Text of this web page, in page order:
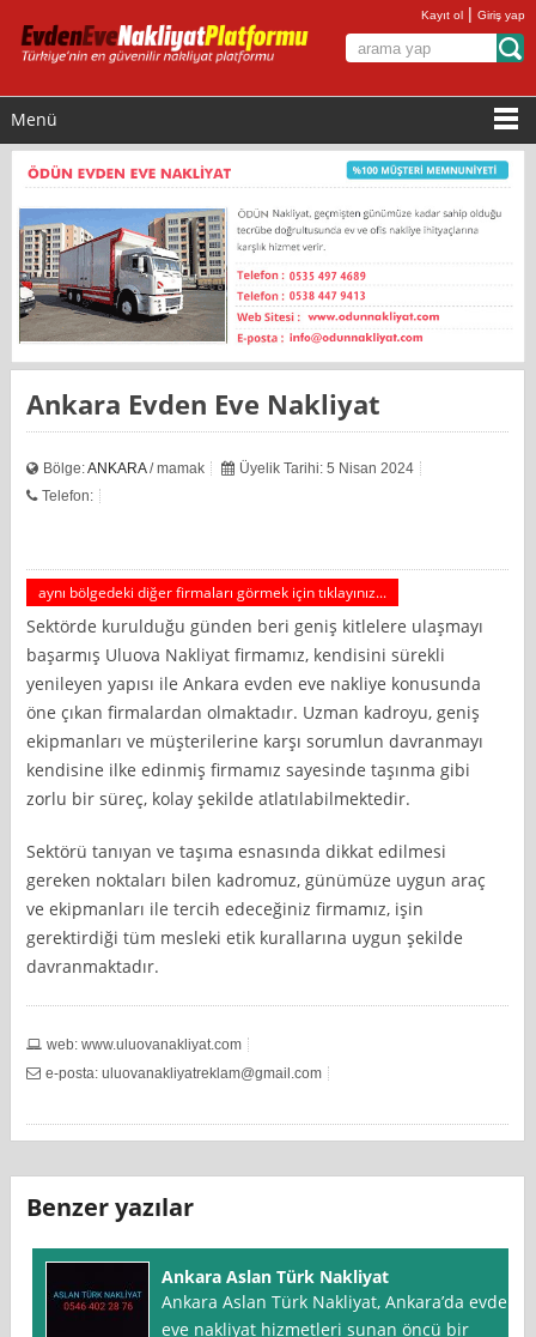
Kayıt ol |Giriş yap
Menü
Ankara Evden Eve Nakliyat
Bölge:ANKARA/ mamak
Üyelik Tarihi: 5 Nisan 2024
Telefon:
aynı bölgedeki diğer firmaları görmek için tıklayınız...
Sektörde kurulduğu günden beri geniş kitlelere ulaşmayı
başarmış Uluova Nakliyat firmamız, kendisini sürekli
yenileyen yapısı ile Ankara evden eve nakliye konusunda
öne çıkan firmalardan olmaktadır. Uzman kadroyu, geniş
ekipmanları ve müşterilerine karşı sorumlun davranmayı
kendisine ilke edinmiş firmamız sayesinde taşınma gibi
zorlu bir süreç, kolay şekilde atlatılabilmektedir.
Sektörü tanıyan ve taşıma esnasında dikkat edilmesi
gereken noktaları bilen kadromuz, günümüze uygun araç
ve ekipmanları ile tercih edeceğiniz firmamız, işin
gerektirdiği tüm mesleki etik kurallarına uygun şekilde
davranmaktadır.
web: www.uluovanakliyat.com
e-posta:uluovanakliyatreklam@gmail.com
Benzer yazılar
Ankara Aslan Türk Nakliyat
Ankara Aslan Türk Nakliyat, Ankara’da evden
eve nakliyat hizmetleri sunan öncü bir